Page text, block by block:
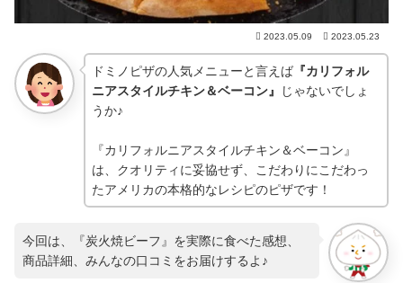
2023.05.09 2023.05.23
ドミノピザの人気メニューと言えば『カリフォル
ニアスタイルチキン＆ベーコン』
じゃないでしょ
うか♪
『カリフォルニアスタイルチキン＆ベーコン』
は、クオリティに妥協せず、こだわりにこだわっ
たアメリカの本格的なレシピのピザです！
今回は、『炭火焼ビーフ』を実際に食べた感想、
商品詳細、みんなの口コミをお届けするよ♪